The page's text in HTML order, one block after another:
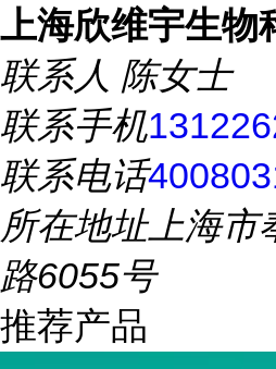
上海欣维宇生物
联系人 陈女士
联系手机
联系电话
所在地址上海市
路6055号
推荐产品